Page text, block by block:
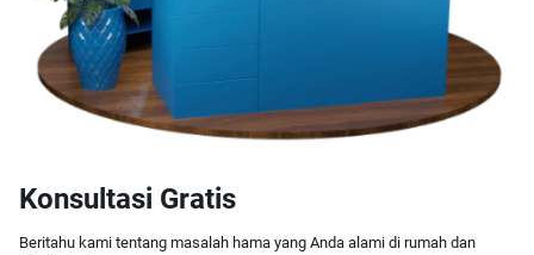
Konsultasi Gratis
Beritahu kami tentang masalah hama yang Anda alami di rumah dan